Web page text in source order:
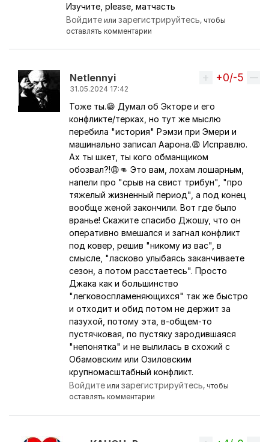
Изучите, please, матчасть
Войдите илизарегистрируйтесь, чтобы
оставлять комментарии
Netlennyi
31.05.2024 17:42
Ответ на комментарий пользователя
Вверх
+0/-5
Тоже ты.😁 Думал об Экторе и его
конфликте/терках, но тут же мыслю
перебила "история" Рэмзи при Эмери и
машинально записал Аарона.😩 Исправлю.
Ах ты шкет, ты кого обманщиком
обозвал?!😩👊 Это вам, лохам лошарным,
напели про "срыв на свист трибун", "про
тяжелый жизненный период", а под конец
вообще женой закончили. Вот где было
вранье! Скажите спасибо Джошу, что он
оперативно вмешался и загнал конфликт
под ковер, решив "никому из вас", в
смысле, "ласково улыбаясь заканчиваете
сезон, а потом расстаетесь". Просто
Джака как и большинство
"легковоспламеняющихся" так же быстро
и отходит и обид потом не держит за
пазухой, потому эта, в-общем-то
пустячковая, по пустяку зародившаяся
"непонятка" и не вылилась в схожий с
Обамовским или Озиловским
крупномасштабный конфликт.
Войдите илизарегистрируйтесь, чтобы
оставлять комментарии